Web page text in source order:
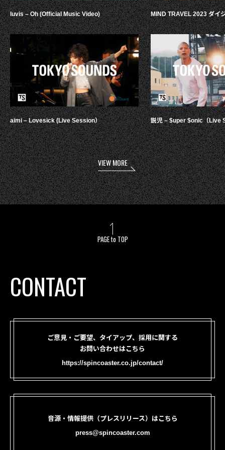
luvis – Oh (Official Music Video)
aimi – Lovesick (Live Session）
MIND TRAVEL 2023 ダイ
鋭児 – $uper $onic（Live
VIEW MORE
PAGE to TOP
CONTACT
ご意見・ご要望、タイアップ、採用に関する
お問い合わせはこちら
https://spincoaster.co.jp/contact/
音源・情報提供（プレスリリース）はこちら
press@spincoaster.com